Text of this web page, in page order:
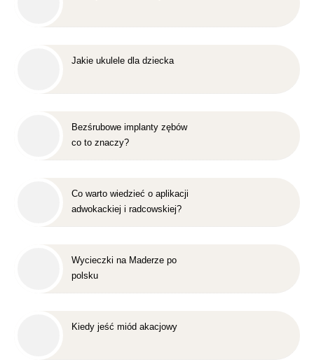
Jakie ukulele dla dziecka
Bezśrubowe implanty zębów
co to znaczy?
Co warto wiedzieć o aplikacji
adwokackiej i radcowskiej?
Wycieczki na Maderze po
polsku
Kiedy jeść miód akacjowy